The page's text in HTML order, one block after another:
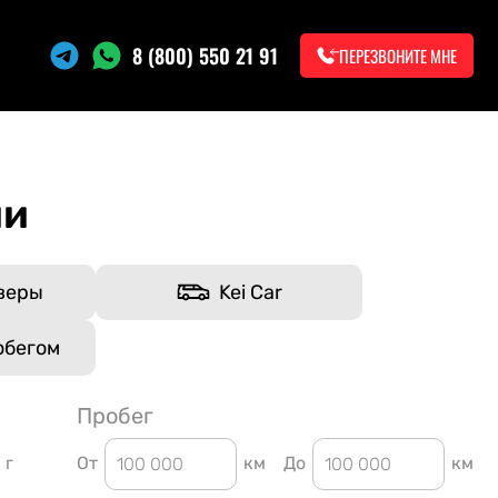
8 (800) 550 21 91 ПЕРЕЗВОНИТЕ МНЕ
Kei Car
г
Пробег
От км До км